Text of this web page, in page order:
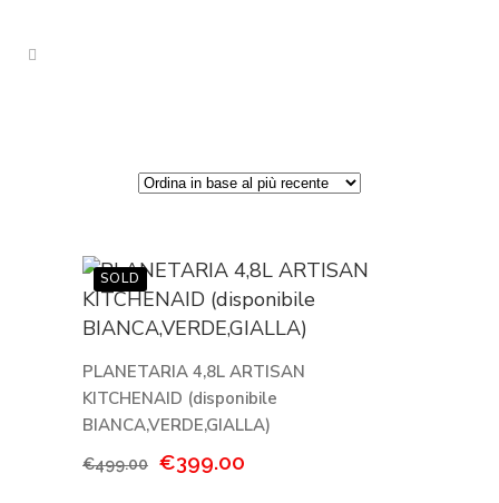
PLANETARIA 4,8L ARTISAN
KITCHENAID (disponibile
BIANCA,VERDE,GIALLA)
€499.00
Il
€399.00